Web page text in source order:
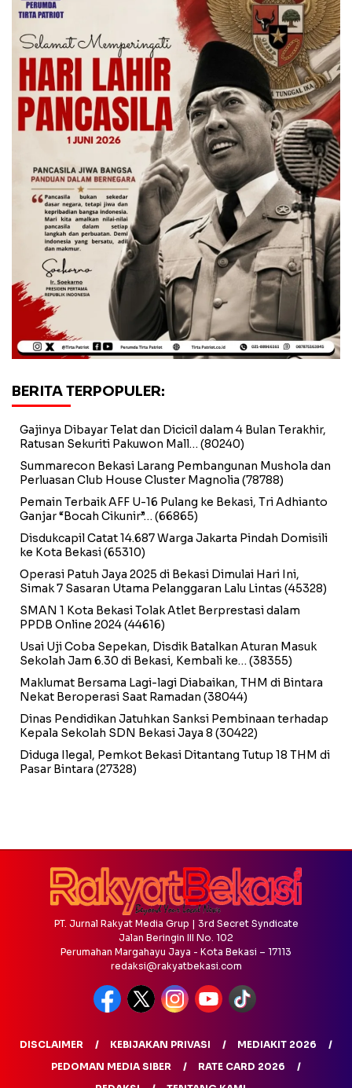
BERITA TERPOPULER:
Gajinya Dibayar Telat dan Dicicil dalam 4 Bulan Terakhir,
Ratusan Sekuriti Pakuwon Mall… (80240)
Summarecon Bekasi Larang Pembangunan Mushola dan
Perluasan Club House Cluster Magnolia (78788)
Pemain Terbaik AFF U-16 Pulang ke Bekasi, Tri Adhianto
Ganjar “Bocah Cikunir”… (66865)
Disdukcapil Catat 14.687 Warga Jakarta Pindah Domisili
ke Kota Bekasi(65310)
Operasi Patuh Jaya 2025 di Bekasi Dimulai Hari Ini,
Simak 7 Sasaran Utama Pelanggaran Lalu Lintas (45328)
SMAN 1 Kota Bekasi Tolak Atlet Berprestasi dalam
PPDB Online 2024(44616)
Usai Uji Coba Sepekan, Disdik Batalkan Aturan Masuk
Sekolah Jam 6.30 di Bekasi, Kembali ke… (38355)
Maklumat Bersama Lagi-lagi Diabaikan, THM di Bintara
Nekat Beroperasi Saat Ramadan (38044)
Dinas Pendidikan Jatuhkan Sanksi Pembinaan terhadap
Kepala Sekolah SDN Bekasi Jaya 8 (30422)
Diduga Ilegal, Pemkot Bekasi Ditantang Tutup 18 THM di
Pasar Bintara (27328)
PT. Jurnal Rakyat Media Grup | 3rd Secret Syndicate
Jalan Beringin III No. 102
Perumahan Margahayu Jaya - Kota Bekasi – 17113
redaksi@rakyatbekasi.com
DISCLAIMER KEBIJAKAN PRIVASI
MEDIAKIT 2026
PEDOMAN MEDIA SIBER
RATE CARD 2026